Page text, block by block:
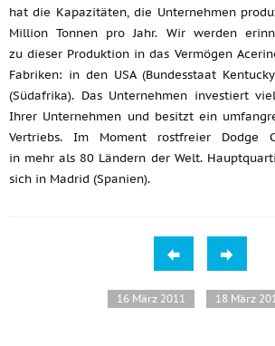
hat die Kapazitäten, die Unternehmen
Million Tonnen pro Jahr. Wir werden
zu dieser Produktion in das Vermögen
Fabriken: in den USA (Bundesstaat
(Südafrika). Das Unternehmen investiert
Ihrer Unternehmen und besitzt ein
Vertriebs. Im Moment rostfreier Dodge
in mehr als 80 Ländern der Welt.
sich in Madrid (Spanien).
16 März 2011 18 März